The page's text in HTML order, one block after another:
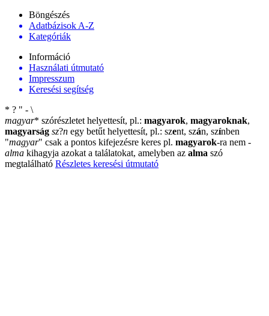
Böngészés
Adatbázisok A-Z
Kategóriák
Információ
Használati útmutató
Impresszum
Keresési segítség
* ? " - \
magyar* szórészletet helyettesít, pl.: magyarok, magyaroknak,
magyarság sz?n egy betűt helyettesít, pl.: szent, szán, színben
"magyar" csak a pontos kifejezésre keres pl. magyarok-ra nem -
alma kihagyja azokat a találatokat, amelyben az alma szó
megtalálható Részletes keresési útmutató